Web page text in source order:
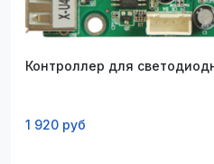
Контроллер для
1 920 руб